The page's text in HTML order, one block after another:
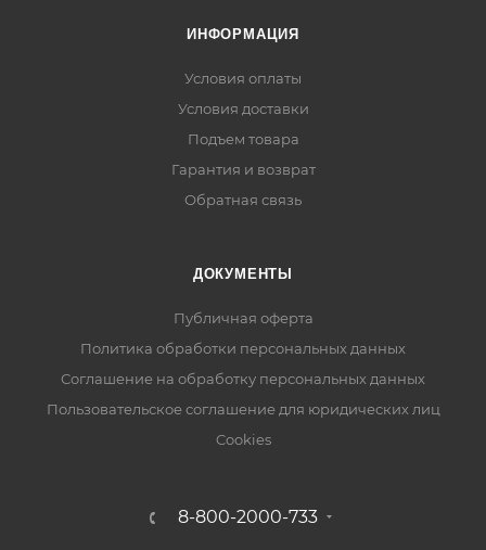
ИНФОРМАЦИЯ
Условия оплаты
Условия доставки
Подъем товара
Гарантия и возврат
Обратная связь
ДОКУМЕНТЫ
Публичная оферта
Политика обработки персональных данных
Соглашение на обработку персональных данных
Пользовательское соглашение для юридических лиц
Cookies
8-800-2000-733